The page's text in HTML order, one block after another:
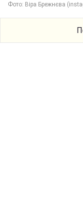
Фото: Віра Брежнєва